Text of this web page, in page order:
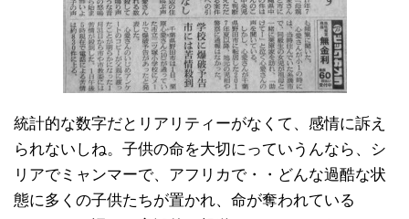
統計的な数字だとリアリティーがなくて、感情に訴え
られないしね。子供の命を大切にっていうんなら、シ
リアでミャンマーで、アフリカで・・どんな過酷な状
態に多くの子供たちが置かれ、命が奪われている